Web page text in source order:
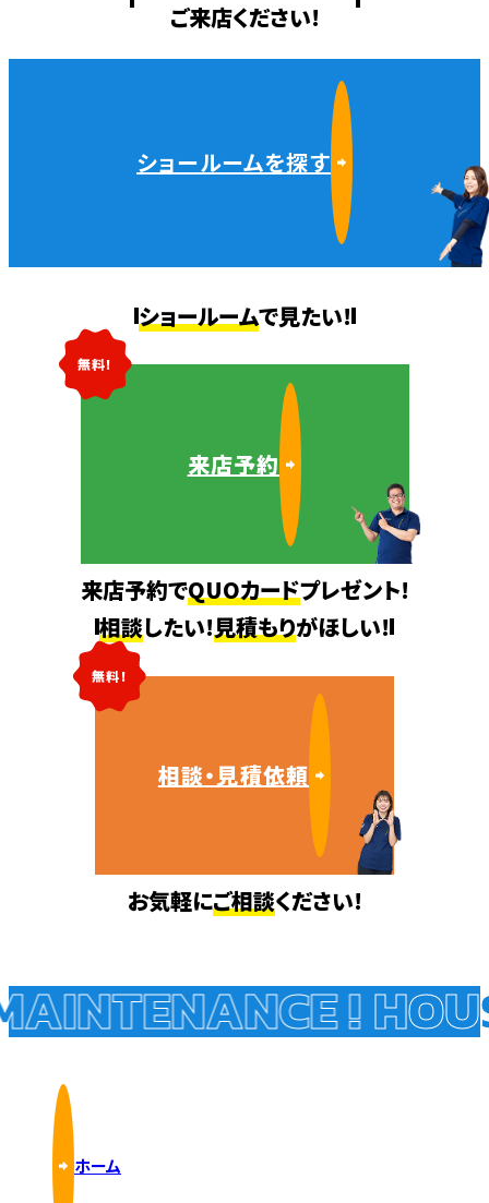
ご来店ください!
ショールームを探す
ショールームで見たい!
無料!
来店予約
来店予約でQUOカードプレゼント!
相談したい!見積もりがほしい!
無料!
相談・見積依頼
お気軽にご相談ください!
!
ホーム